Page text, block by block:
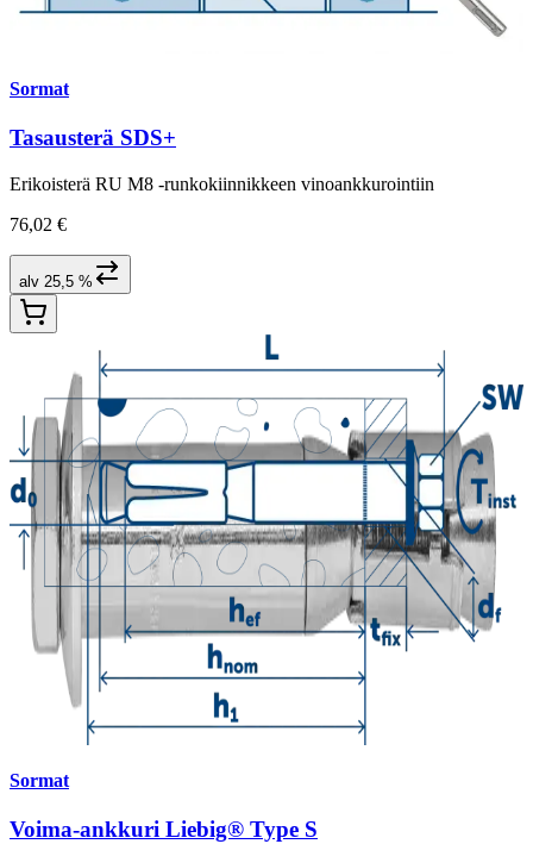
Sormat
Tasausterä SDS+
Erikoisterä RU M8 -runkokiinnikkeen vinoankkurointiin
76,02 €
alv 25,5 %
Sormat
Voima-ankkuri Liebig® Type S